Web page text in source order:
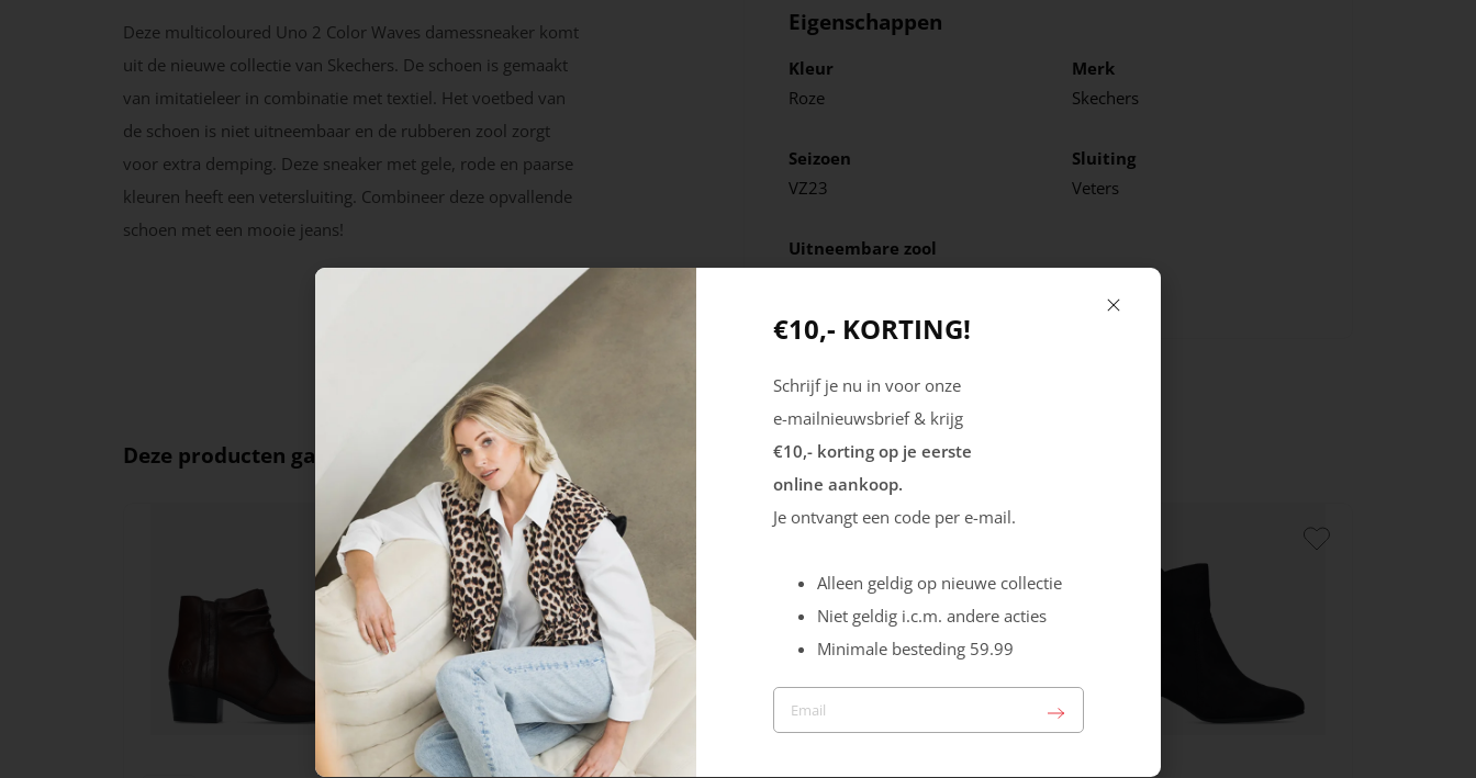
Deze multicoloured Uno 2 Color Waves damessneaker komt
uit de nieuwe collectie van Skechers. De schoen is gemaakt
van imitatieleer in combinatie met textiel. Het voetbed van
de schoen is niet uitneembaar en de rubberen zool zorgt
voor extra demping. Deze sneaker met gele, rode en paarse
kleuren heeft een vetersluiting. Combineer deze opvallende
schoen met een mooie jeans!
Eigenschappen
Kleur
Roze
Merk
Skechers
Seizoen
VZ23
Sluiting
Veters
Uitneembare zool
Deze producten ga je leuk vinden
€10,- KORTING!
Schrijf je nu in voor onze
e-mailnieuwsbrief & krijg
€10,- korting op je eerste
online aankoop.
Je ontvangt een code per e-mail.
Alleen geldig op nieuwe collectie
Niet geldig i.c.m. andere acties
Minimale besteding 59.99